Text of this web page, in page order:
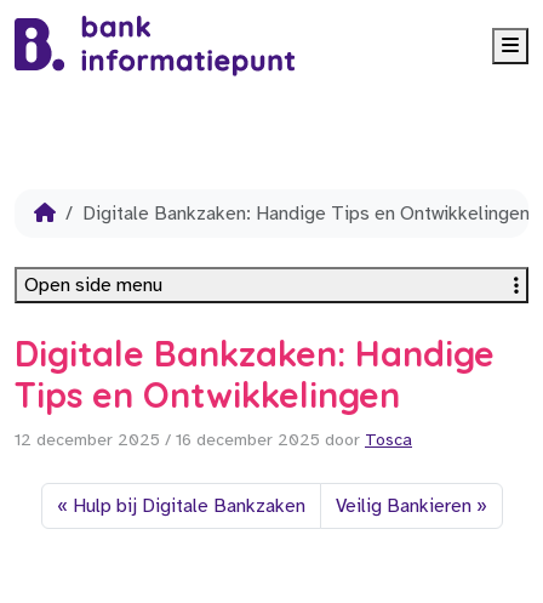
Digitale Bankzaken: Handige Tips en Ontwikkelingen
Digitale Bankzaken: Handige
Tips en Ontwikkelingen
12 december 2025 / 16 december 2025 door Tosca
Hulp bij Digitale Bankzaken Veilig Bankieren
Open side menu